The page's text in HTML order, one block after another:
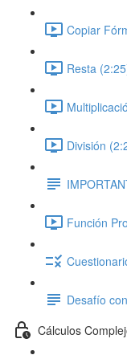
Copiar
Resta
División
Función
Desafío
Cálculos